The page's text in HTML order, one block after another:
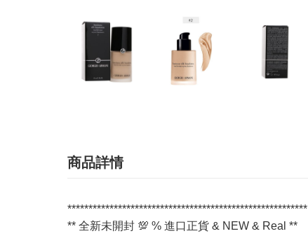
商品詳情
*********************************************************
** 全新未開封 💯 % 進口正貨 & NEW & Real **